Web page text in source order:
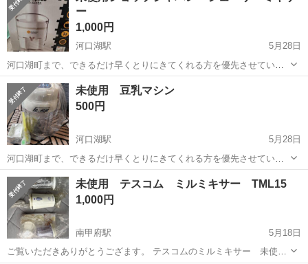
ー
1,000円
河口湖駅
5月28日
河口湖町まで、できるだけ早くとりにきてくれる方を優先させていた
だきます。 よろしくおねがいします。 ショップジャパンで購入したも
のの一人暮らしではかなり大きくて結局使わなかったです。 一度にた
くさんできるためご家族がいらっ...
山梨 南都留郡 河口湖駅
ショップジャパン
未使用 豆乳マシン
500円
河口湖駅
5月28日
河口湖町まで、できるだけ早くとりにきてくれる方を優先させていた
だきます。 よろしくおねがいします。 豆乳を作ろうと思って前に買っ
たのですが一度も使用していません。全てそのままです。 外箱には汚
れが多少あります。
山梨 南都留郡 河口湖駅 マシン
未使用 テスコム ミルミキサー TML15
1,000円
南甲府駅
5月18日
ご覧いただきありがとうござます。 テスコムのミルミキサー 未使用